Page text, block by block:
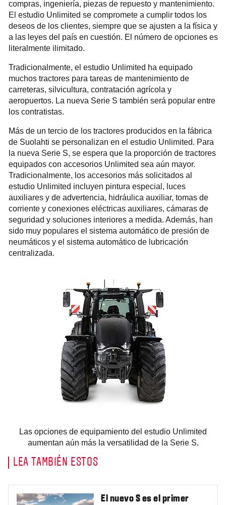
compras, ingeniería, piezas de repuesto y mantenimiento.
El estudio Unlimited se compromete a cumplir todos los
deseos de los clientes, siempre que se ajusten a la física y
a las leyes del país en cuestión. El número de opciones es
literalmente ilimitado.
Tradicionalmente, el estudio Unlimited ha equipado
muchos tractores para tareas de mantenimiento de
carreteras, silvicultura, contratación agrícola y
aeropuertos. La nueva Serie S también será popular entre
los contratistas.
Más de un tercio de los tractores producidos en la fábrica
de Suolahti se personalizan en el estudio Unlimited. Para
la nueva Serie S, se espera que la proporción de tractores
equipados con accesorios Unlimited sea aún mayor.
Tradicionalmente, los accesorios más solicitados al
estudio Unlimited incluyen pintura especial, luces
auxiliares y de advertencia, hidráulica auxiliar, tomas de
corriente y conexiones eléctricas auxiliares, cámaras de
seguridad y soluciones interiores a medida. Además, han
sido muy populares el sistema automático de presión de
neumáticos y el sistema automático de lubricación
centralizada.
Las opciones de equipamiento del estudio Unlimited
aumentan aún más la versatilidad de la Serie S.
LEA TAMBIÉN ESTOS
El nuevo S es el primer